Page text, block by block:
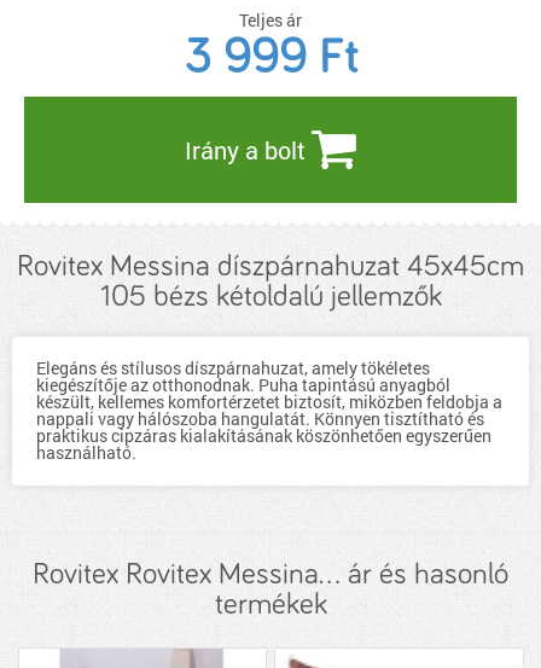
Teljes ár
3 999 Ft
Irány a bolt
Rovitex Messina díszpárnahuzat 45x45cm
105 bézs kétoldalú jellemzők
Elegáns és stílusos díszpárnahuzat, amely tökéletes
kiegészítője az otthonodnak. Puha tapintású anyagból
készült, kellemes komfortérzetet biztosít, miközben feldobja a
nappali vagy hálószoba hangulatát. Könnyen tisztítható és
praktikus cipzáras kialakításának köszönhetően egyszerűen
használható.
Rovitex Rovitex Messina... ár és hasonló
termékek